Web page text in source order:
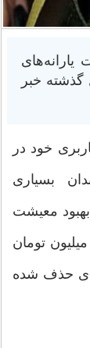
گذشته خبر
خود در
بسیاری
معیشت
تومان
حذف شده